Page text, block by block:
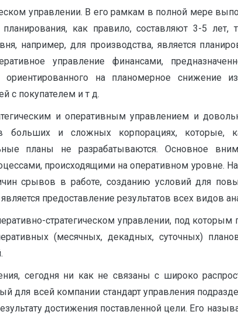
управлении. В его рамкам в полной мере
как правило, составляют 3-5 лет,
например, для производства, является
управление финансами,
на планомерное снижение
с покупателем и т д.
и оперативным управлением и
больших и сложных корпорациях, которые,
планы не разрабатываются. Основное
происходящими на оперативном уровне.
срывов в работе, созданию условий для
предоставление результатов всех видов
стратегическом управлении, под которым
(месячных, декадных, суточных)
сегодня ни как не связаны с широко
для всей компании стандарт управления
достижения поставленной цели. Его